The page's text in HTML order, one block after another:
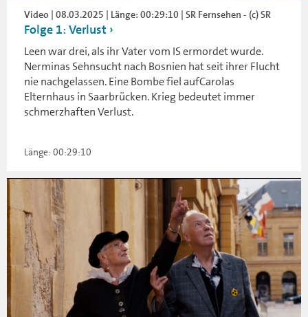
Video | 08.03.2025 | Länge: 00:29:10 | SR Fernsehen - (c) SR
Folge 1: Verlust
Leen war drei, als ihr Vater vom IS ermordet wurde.
Nerminas Sehnsucht nach Bosnien hat seit ihrer Flucht
nie nachgelassen. Eine Bombe fiel aufCarolas
Elternhaus in Saarbrücken. Krieg bedeutet immer
schmerzhaften Verlust.
Länge: 00:29:10